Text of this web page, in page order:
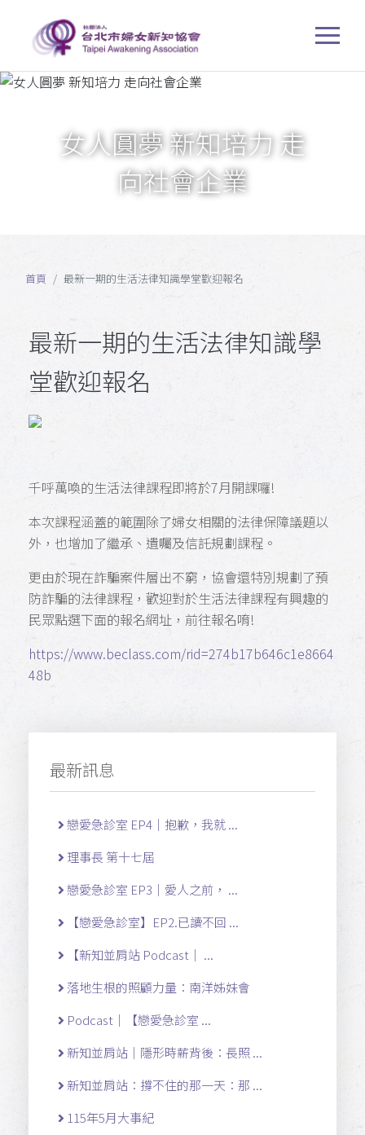
女人圓夢 新知培力 走
向社會企業
首頁 最新一期的生活法律知識學堂歡迎報名
最新一期的生活法律知識學
堂歡迎報名
千呼萬喚的生活法律課程即將於7月開課囉!
本次課程涵蓋的範圍除了婦女相關的法律保障議題以
外，也增加了繼承、遺囑及信託規劃課程。
更由於現在詐騙案件層出不窮，協會還特別規劃了預
防詐騙的法律課程，歡迎對於生活法律課程有興趣的
民眾點選下面的報名網址，前往報名唷!
https://www.beclass.com/rid=274b17b646c1e8664
48b
最新訊息
戀愛急診室 EP4｜抱歉，我就 ...
理事長 第十七屆
戀愛急診室 EP3｜愛人之前， ...
【戀愛急診室】EP2.已讀不回 ...
【新知並肩站 Podcast｜ ...
落地生根的照顧力量：南洋姊妹會
Podcast｜【戀愛急診室 ...
新知並肩站｜隱形時薪背後：長照 ...
新知並肩站：撐不住的那一天：那 ...
115年5月大事紀